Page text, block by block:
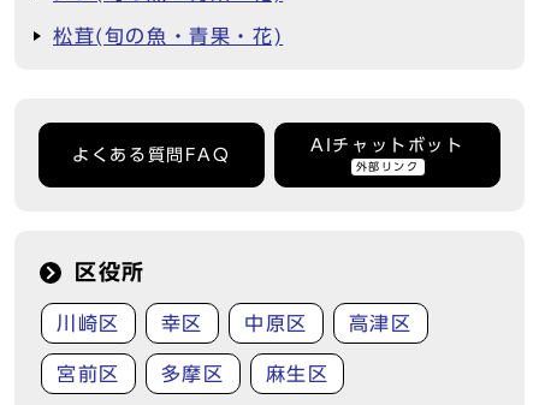
松茸(旬の魚・青果・花)
よくある質問FAQ
AIチャットボット
外部リンク
区役所
川崎区 幸区 中原区 高津区
宮前区 多摩区 麻生区